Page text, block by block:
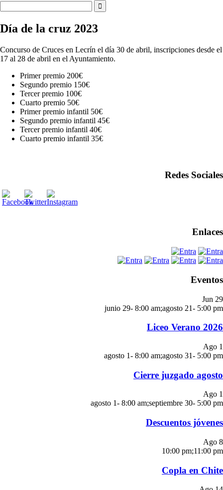
Día de la cruz 2023
Concurso de Cruces en Lecrín el día 30 de abril, inscripciones desde el
17 al 28 de abril en el Ayuntamiento.
Primer premio 200€
Segundo premio 150€
Tercer premio 100€
Cuarto premio 50€
Primer premio infantil 50€
Segundo premio infantil 45€
Tercer premio infantil 40€
Cuarto premio infantil 35€
Redes Sociales
Enlaces
Eventos
Jun 29
junio 29- 8:00 am;agosto 21- 5:00 pm
Liceo Verano 2026
Ago 1
agosto 1- 8:00 am;agosto 31- 5:00 pm
Cierre juzgado agosto
Ago 1
agosto 1- 8:00 am;septiembre 30- 5:00 pm
Descuentos jóvenes
Ago 8
10:00 pm;11:00 pm
Copla en Chite